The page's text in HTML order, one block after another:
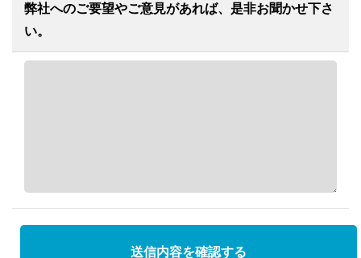
弊社へのご要望やご意見があれば、是非お聞かせ下さ
い。